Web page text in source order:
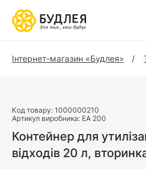
Інтернет-магазин «Будлея»
Код товару: 1000000210
Артикул виробника: EA 200
Контейнер для
відходів 20 л,